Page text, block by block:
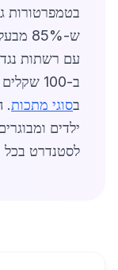
בטמפרטורות
ש-
עם רשתות
ב-100
בסוגי מתכות.
ילדים
לסטנדרט בכל